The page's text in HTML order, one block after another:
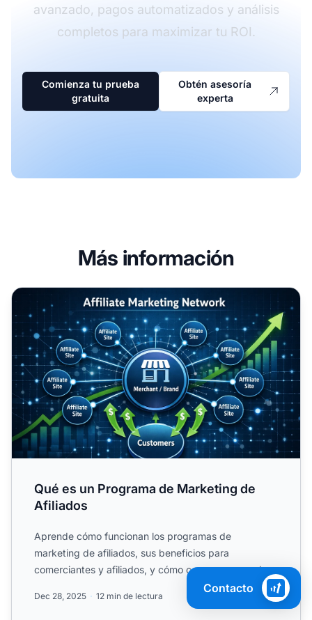
avanzado, pagos automatizados y análisis
completos para maximizar tu ROI.
Comienza tu prueba
gratuita
Obtén asesoría
experta
Más información
Qué es un Programa de Marketing de Afiliados
Qué es un Programa de Marketing de
Afiliados
Aprende cómo funcionan los programas de
marketing de afiliados, sus beneficios para
comerciantes y afiliados, y cómo comenzar con el
Dec 28, 2025 12 min de lectura
Contacto